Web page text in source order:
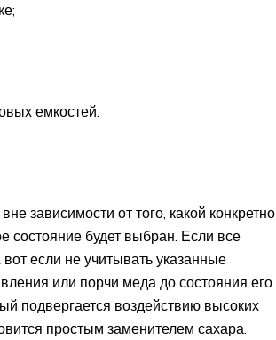
емкостей.
зависимости от того, какой конкретно
состояние будет выбран. Если все
если не учитывать указанные
или порчи меда до состояния его
подвергается воздействию высоких
простым заменителем сахара.